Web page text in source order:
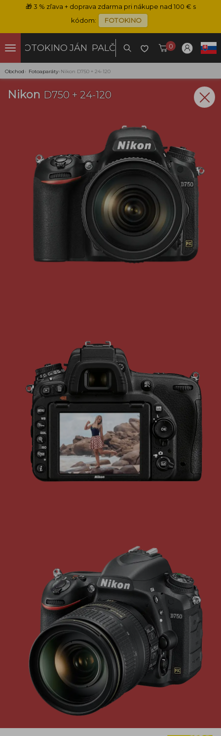
🎁3 % zľava + doprava zdarma pri nákupe nad 100 € s
kódom:
FOTOKINO
FOTOKINO JÁN PALČO 0
Obchod › Fotoaparáty› Nikon D750 + 24-120
Nikon D750 + 24-120